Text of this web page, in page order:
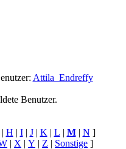
Attila_Endreffy
Benutzer.
| H | I| J| K | L | M| N ]
| X | Y | Z | Sonstige ]